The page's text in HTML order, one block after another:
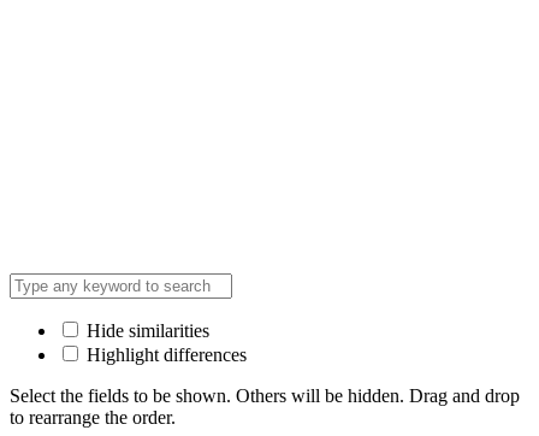
Hide similarities
Highlight differences
Select the fields to be shown. Others will be hidden. Drag and drop
to rearrange the order.